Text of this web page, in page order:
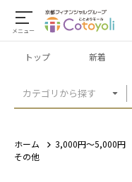
メニュー
カテゴリから探す
トップ 新着
ホーム 3,000円～5,000円
その他